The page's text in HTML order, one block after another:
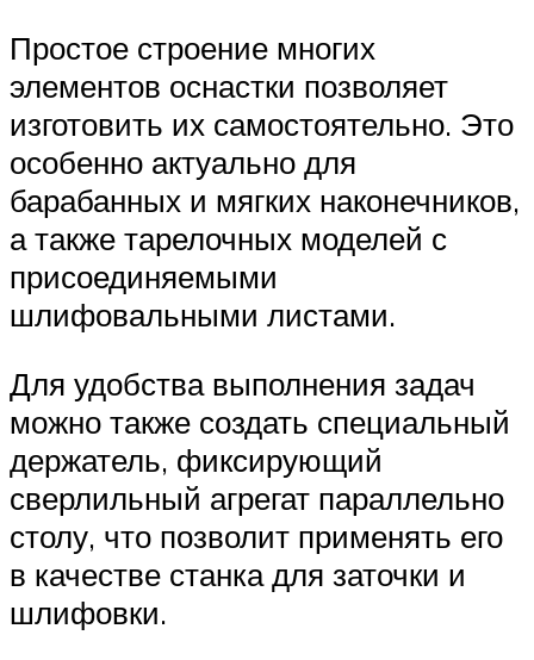
Простое строение многих
элементов оснастки позволяет
изготовить их самостоятельно. Это
особенно актуально для
барабанных и мягких наконечников,
а также тарелочных моделей с
присоединяемыми
шлифовальными листами.
Для удобства выполнения задач
можно также создать специальный
держатель, фиксирующий
сверлильный агрегат параллельно
столу, что позволит применять его
в качестве станка для заточки и
шлифовки.